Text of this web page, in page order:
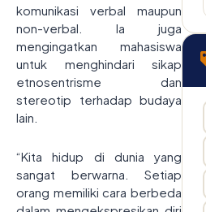
komunikasi verbal maupun
non-verbal. Ia juga
mengingatkan mahasiswa
untuk menghindari sikap
etnosentrisme dan
stereotip terhadap budaya
lain.
“Kita hidup di dunia yang
sangat berwarna. Setiap
orang memiliki cara berbeda